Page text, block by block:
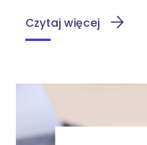
Czytaj więcej